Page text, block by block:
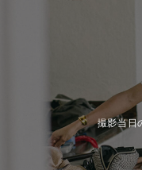
撮影当日